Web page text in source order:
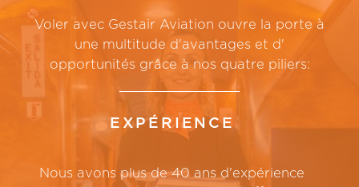
Voler avec Gestair Aviation ouvre la porte à
une multitude d'avantages et d'
opportunités grâce à nos quatre piliers:
EXPÉRIENCE
Nous avons plus de 40 ans d'expérience